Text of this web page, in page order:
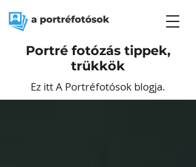
Portré fotózás tippek,
trükkök
Ez itt A Portréfotósok blogja.